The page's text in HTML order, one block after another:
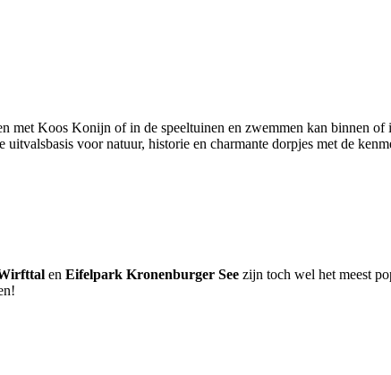
Koos Konijn of in de speeltuinen en zwemmen kan binnen of
uitvalsbasis voor natuur, historie en charmante dorpjes met de
en Eifelpark Kronenburger See zijn toch wel het meest